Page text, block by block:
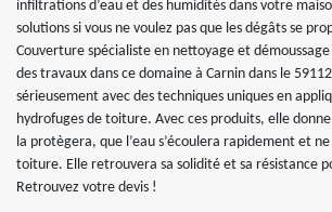
infiltrations d’eau et des humidités dans votre
solutions si vous ne voulez pas que les dégâts se
Couverture spécialiste en nettoyage et
des travaux dans ce domaine à Carnin dans le
sérieusement avec des techniques uniques en
hydrofuges de toiture. Avec ces produits, elle
la protègera, que l’eau s’écoulera rapidement et
toiture. Elle retrouvera sa solidité et sa résistance
Retrouvez votre devis !